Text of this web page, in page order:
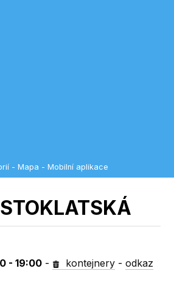
- Mapa - Mobilní aplikace
- 19:00 - kontejnery -odkaz